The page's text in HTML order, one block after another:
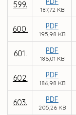
599.
187,72 KB
600. PDF
195,98 KB
601. PDF
186,01 KB
602. PDF
186,98 KB
603. PDF
205,26 KB